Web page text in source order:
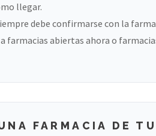
llegar.
debe confirmarse con la
farmacias abiertas ahora o
FARMACIA DE